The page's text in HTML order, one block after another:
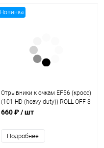
Новинка
Отрывники к очкам EF56 (кросс)
(101 HD (heavy duty)) ROLL-OFF 3
шт (прозрачный)
660 ₽/ шт
Подробнее